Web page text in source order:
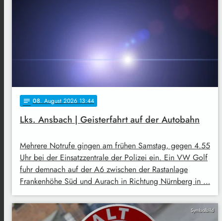
notes 08. August 2026 13:44
Lks. Ansbach | Geisterfahrt auf der Autobahn
Mehrere Notrufe gingen am frühen Samstag, gegen 4.55
Uhr bei der Einsatzzentrale der Polizei ein. Ein VW Golf
fuhr demnach auf der A6 zwischen der Rastanlage
Frankenhöhe Süd und Aurach in Richtung Nürnberg in …
Symbolbild